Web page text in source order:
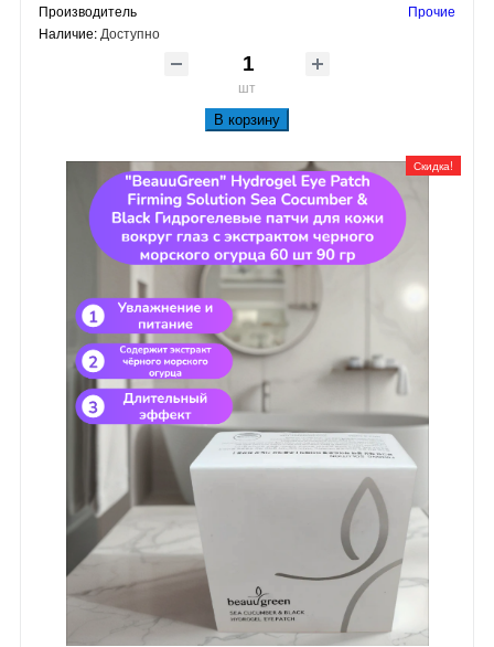
Производитель
Прочие
Наличие:Доступно
шт
В корзину
Скидка!